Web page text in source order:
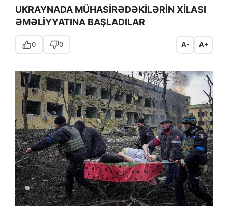
UKRAYNADA MÜHASİRƏDƏKİLƏRİN XİLASI
ƏMƏLİYYATINA BAŞLADILAR
0 0 A- A+